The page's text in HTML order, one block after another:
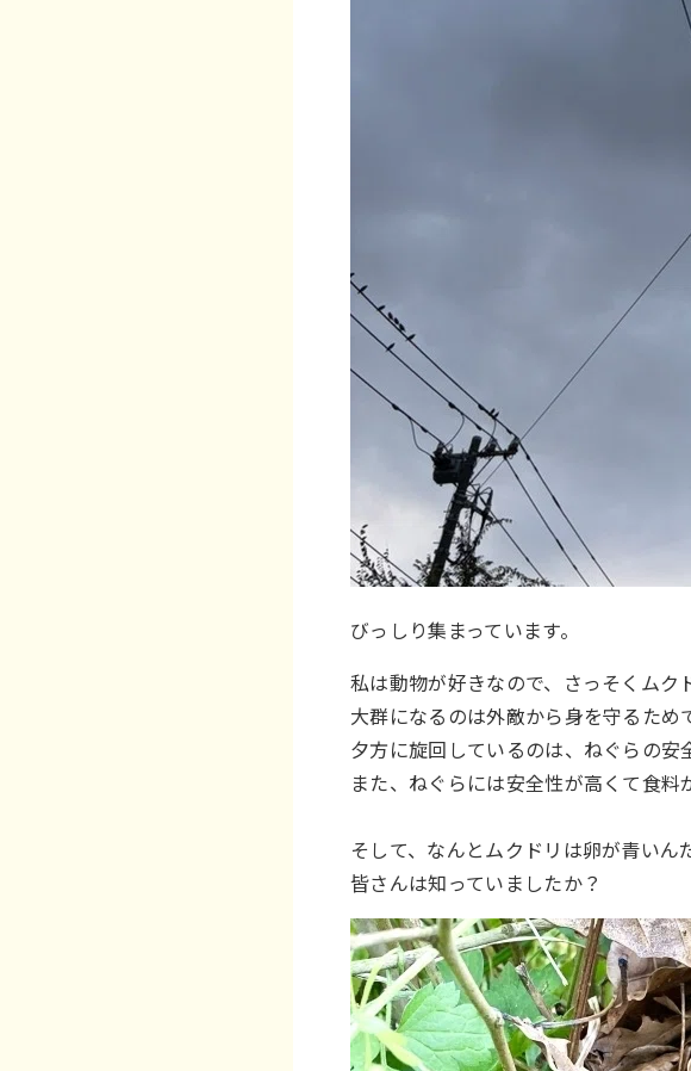
びっしり集まっています。
私は動物が好きなので、さっそくムク
大群になるのは外敵から身を守るため
夕方に旋回しているのは、ねぐらの安
また、ねぐらには安全性が高くて食料
そして、なんとムクドリは卵が青いん
皆さんは知っていましたか？